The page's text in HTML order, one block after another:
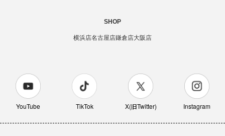
SHOP
横浜店名古屋店鎌倉店大阪店
YouTube TikTok X(旧Twitter) Instagram